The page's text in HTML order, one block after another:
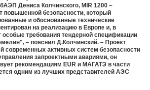
Дениса Колчинского, MIR 1200 –
повышенной безопасности, который
и обоснованные технические
на реализацию в Европе и, в
особые требования тендерной спецификации
– пояснил Д.Колчинский. – Проект
современных активных систем безопасности
запроектными авариями, он
рекомендациям EUR и МАГАТЭ в части
одним из лучших представителей АЭС